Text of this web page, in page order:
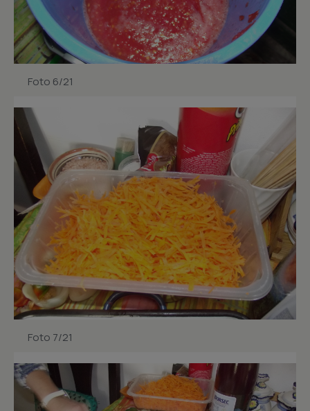
Foto 6/21
Foto 7/21